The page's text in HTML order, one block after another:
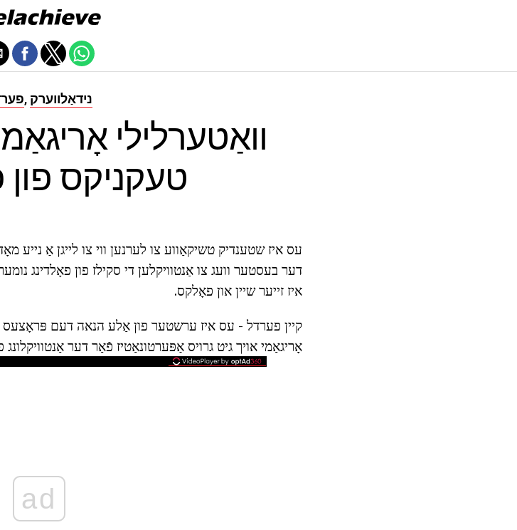
, נידאַלווערק
וואַטערלילי
טעקניקס פון
עס איז שטענדיק טשיקאַווע צו לערנען ווי צו לייגן אַ נייע
דער בעסטער וועג צו אַנטוויקלען די סקילז פון פאָלדינג
איז זייער שיין און פאָלקס.
קיין פערדל - עס איז ערשטער פון אַלע הנאה דעם פּראָצעס פון
אָריגאַמי אויך גיט גרויס אַפּערטונאַטיז פֿאַר דער אַנטוויקלונג
ad